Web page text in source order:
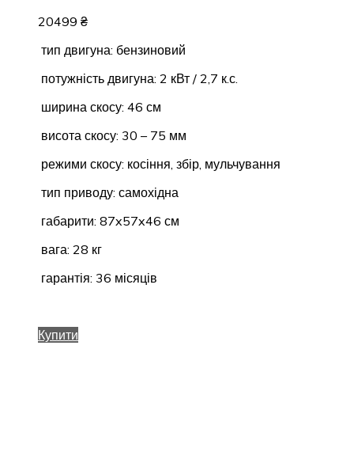
20499 ₴
тип двигуна: бензиновий
потужність двигуна: 2 кВт / 2,7 к.с.
ширина скосу: 46 см
висота скосу: 30 – 75 мм
режими скосу: косіння, збір, мульчування
тип приводу: самохідна
габарити: 87x57x46 см
вага: 28 кг
гарантія: 36 місяців
Купити